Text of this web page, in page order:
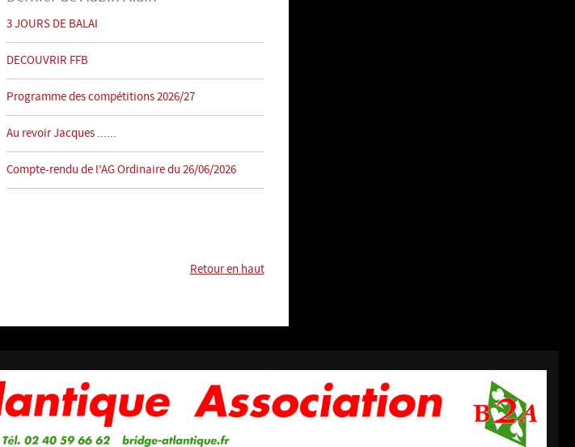
3 JOURS DE BALAI
DECOUVRIR FFB
Programme des compétitions 2026/27
Au revoir Jacques ......
Compte-rendu de l'AG Ordinaire du 26/06/2026
Retour en haut